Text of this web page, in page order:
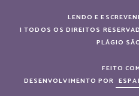
LENDO E
| TODOS OS DIREITOS
PLÁGIO
FEITO
DESENVOLVIMENTO POR